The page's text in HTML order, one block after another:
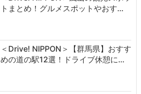
トまとめ！グルメスポットやおす…
＜Drive! NIPPON＞【群馬県】おすす
めの道の駅12選！ドライブ休憩に…